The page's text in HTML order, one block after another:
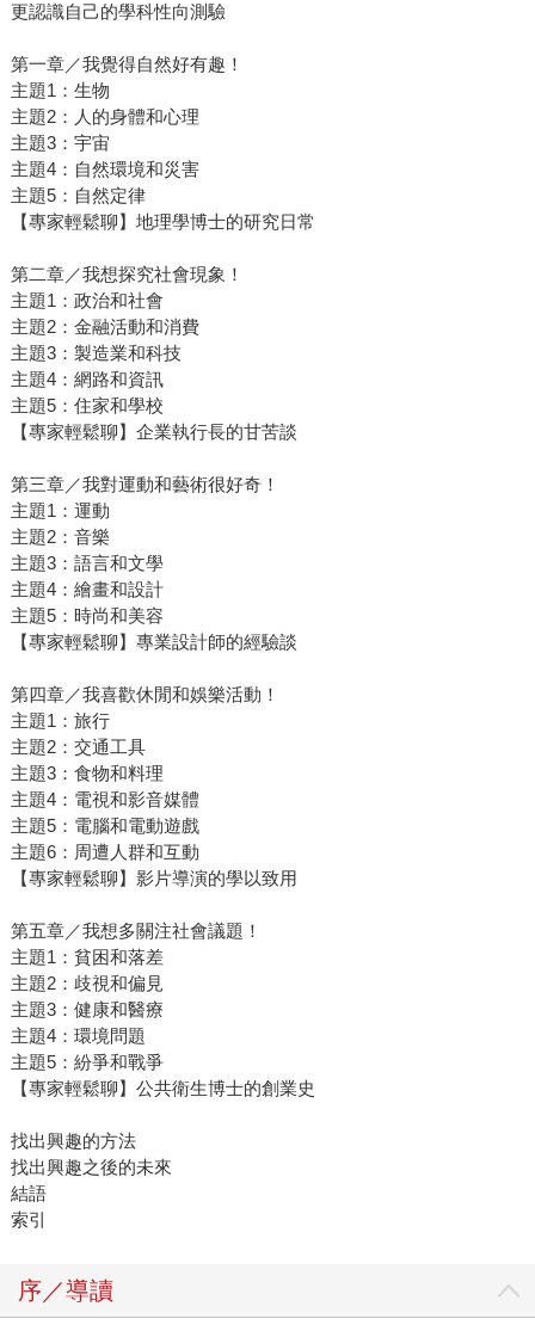
更認識自己的學科性向測驗
第一章／我覺得自然好有趣！
主題1：生物
主題2：人的身體和心理
主題3：宇宙
主題4：自然環境和災害
主題5：自然定律
【專家輕鬆聊】地理學博士的研究日常
第二章／我想探究社會現象！
主題1：政治和社會
主題2：金融活動和消費
主題3：製造業和科技
主題4：網路和資訊
主題5：住家和學校
【專家輕鬆聊】企業執行長的甘苦談
第三章／我對運動和藝術很好奇！
主題1：運動
主題2：音樂
主題3：語言和文學
主題4：繪畫和設計
主題5：時尚和美容
【專家輕鬆聊】專業設計師的經驗談
第四章／我喜歡休閒和娛樂活動！
主題1：旅行
主題2：交通工具
主題3：食物和料理
主題4：電視和影音媒體
主題5：電腦和電動遊戲
主題6：周遭人群和互動
【專家輕鬆聊】影片導演的學以致用
第五章／我想多關注社會議題！
主題1：貧困和落差
主題2：歧視和偏見
主題3：健康和醫療
主題4：環境問題
主題5：紛爭和戰爭
【專家輕鬆聊】公共衛生博士的創業史
找出興趣的方法
找出興趣之後的未來
結語
索引
序／導讀